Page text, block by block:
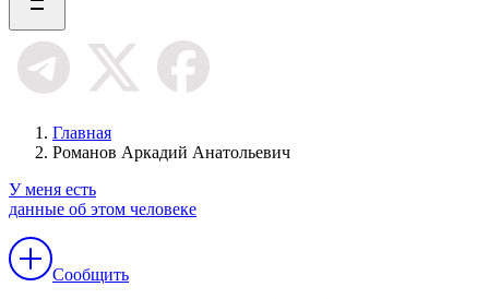
Главная
Романов Аркадий Анатольевич
У меня есть
данные об этом человеке
Сообщить